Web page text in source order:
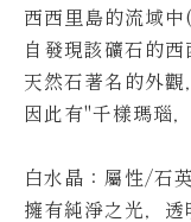
西西里島的流域
自發現該礦石的
天然石著名的外觀
因此有"千樣瑪瑙
白水晶：屬性/石
擁有純淨之光，透